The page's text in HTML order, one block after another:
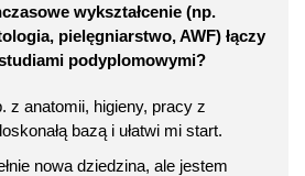
wykształcenie (np.
pielęgniarstwo, AWF) łączy
podyplomowymi?
z anatomii, higieny, pracy z
bazą i ułatwi mi start.
nowa dziedzina, ale jestem